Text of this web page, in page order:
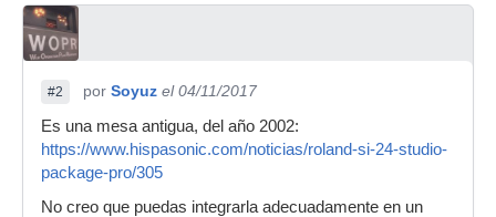
#2 por Soyuz el 04/11/2017
Es una mesa antigua, del año 2002:
https://www.hispasonic.com/noticias/roland-si-24-studio-
package-pro/305
No creo que puedas integrarla adecuadamente en un